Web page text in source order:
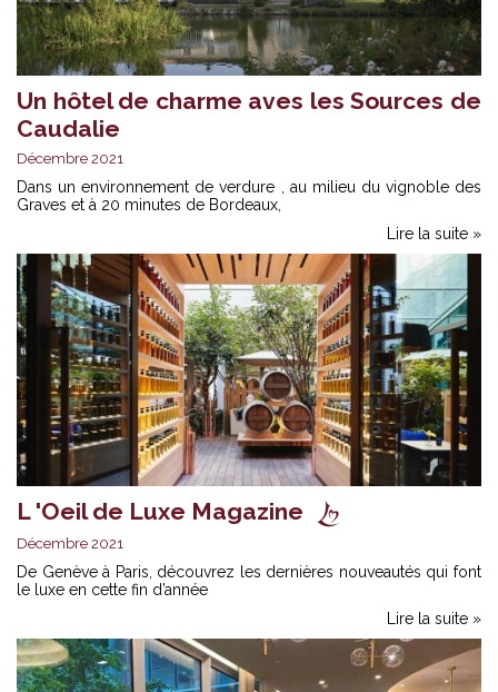
Un hôtel de charme aves les Sources de
Caudalie
Décembre 2021
Dans un environnement de verdure , au milieu du vignoble des
Graves et à 20 minutes de Bordeaux,
Lire la suite »
L 'Oeil de Luxe Magazine
Décembre 2021
De Genève à Paris, découvrez les dernières nouveautés qui font
le luxe en cette fin d’année
Lire la suite »